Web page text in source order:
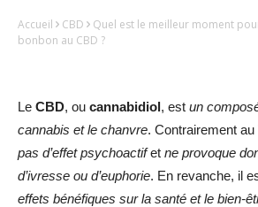
Accueil CBD
Quel est le meilleur moment
bonbon au CBD ?
Le CBD, ou cannabidiol, est un
cannabis et le chanvre. Contrairement au
pas d’effet psychoactifet ne provoque
d’ivresse ou d’euphorie. En revanche, il
effets bénéfiques sur la santé et le bien-